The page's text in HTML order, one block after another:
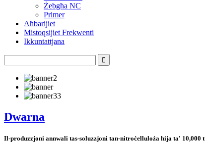
Żebgħa NC
Primer
Aħbarijiet
Mistoqsijiet Frekwenti
Ikkuntattjana
Dwarna
Il-produzzjoni annwali tas-soluzzjoni tan-nitroċelluloża hija ta'